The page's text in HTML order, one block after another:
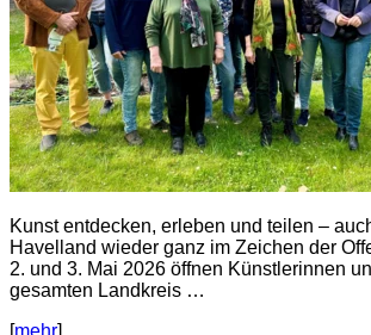
Kunst entdecken, erleben und teilen –
Havelland wieder ganz im Zeichen der
2. und 3. Mai 2026 öffnen Künstlerinnen
gesamten Landkreis …
[mehr]